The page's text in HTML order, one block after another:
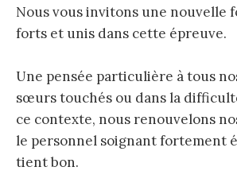
Nous vous invitons une nouvelle
forts et unis dans cette épreuve.
Une pensée particulière à tous
sœurs touchés ou dans la
ce contexte, nous renouvelons
le personnel soignant fortement
tient bon.